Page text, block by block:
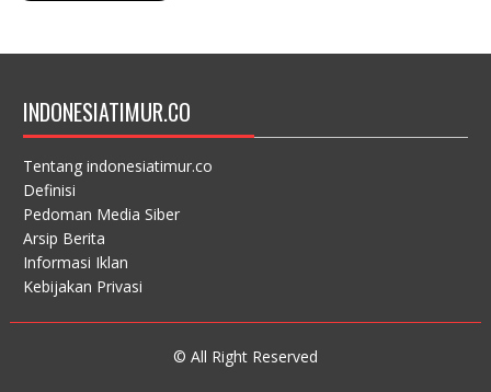
INDONESIATIMUR.CO
Tentang indonesiatimur.co
Definisi
Pedoman Media Siber
Arsip Berita
Informasi Iklan
Kebijakan Privasi
© All Right Reserved